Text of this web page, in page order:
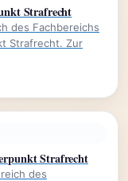
Strafrecht
des Fachbereichs
Strafrecht. Zur
Strafrecht
des